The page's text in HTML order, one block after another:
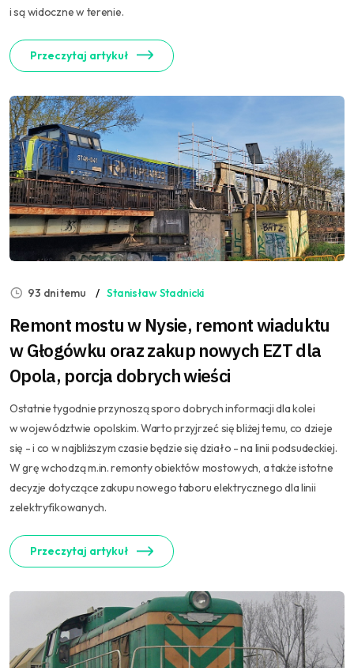
i są widoczne w terenie.
Przeczytaj artykuł
93 dni temu Stanisław Stadnicki
Remont mostu w Nysie, remont wiaduktu
w Głogówku oraz zakup nowych EZT dla
Opola, porcja dobrych wieści
Ostatnie tygodnie przynoszą sporo dobrych informacji dla kolei
w województwie opolskim. Warto przyjrzeć się bliżej temu, co dzieje
się - i co w najbliższym czasie będzie się działo - na linii podsudeckiej.
W grę wchodzą m.in. remonty obiektów mostowych, a także istotne
decyzje dotyczące zakupu nowego taboru elektrycznego dla linii
zelektryfikowanych.
Przeczytaj artykuł